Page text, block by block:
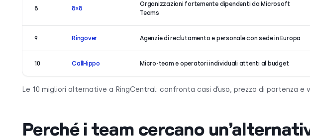
8 8×8
Organizzazioni fortemente dipendenti da Microsoft
Teams
9 Ringover Agenzie di reclutamento e personale con sede in Europa
10 CallHippo Micro-team e operatori individuali attenti al budget
Le 10 migliori alternative a RingCentral: confronta casi d’uso, prezzo di partenza e
Perché i team cercano